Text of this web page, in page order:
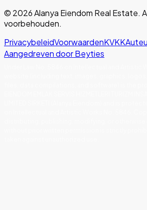
© 2026Alanya Eiendom Real Estate.
voorbehouden.
PrivacybeleidVoorwaardenKVKK
Aangedreven door Beyties